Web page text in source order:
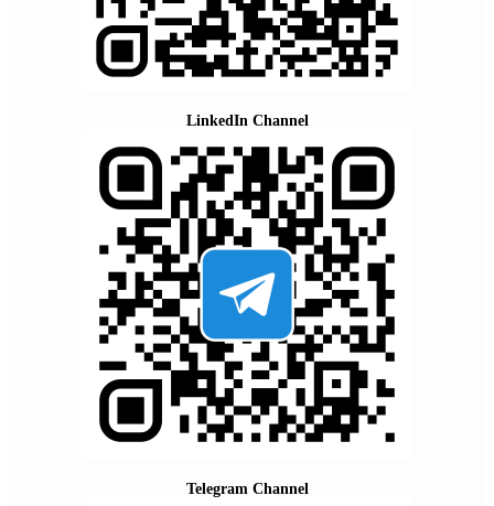
LinkedIn Channel
Telegram Channel